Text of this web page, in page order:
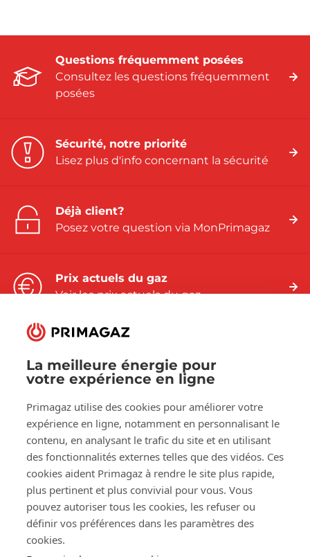
La meilleure énergie pour
votre expérience en ligne
Primagaz utilise des cookies pour améliorer votre
expérience en ligne, notamment en personnalisant le
contenu, en analysant le trafic du site et en utilisant
des fonctionnalités externes telles que des vidéos. Ces
cookies aident Primagaz à rendre le site plus rapide,
plus pertinent et plus convivial pour vous. Vous
pouvez autoriser tous les cookies, les refuser ou
définir vos préférences dans les paramètres des
cookies.
Questions fréquemment posées
Consultez les questions fréquemment
posées
Sécurité, notre priorité
Lisez plus d'info concernant la sécurité
Déjà client?
Posez votre question via MonPrimagaz
Prix actuels du gaz
Voir les prix actuels du gaz
Suivez-nous sur:
Facebook
LinkedInYouTube
À propos de Primagaz
Aide et conseil
Nos outils